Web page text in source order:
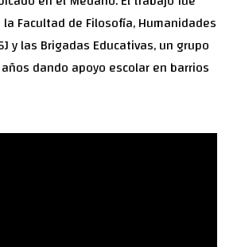
Facultad de Filosofía, Humanidades
y las Brigadas Educativas, un grupo
dando apoyo escolar en barrios